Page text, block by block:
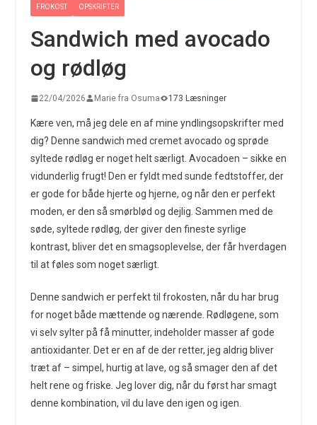
FROKOST OPSKRIFTER
Sandwich med avocado
og rødløg
22/04/2026 Marie fra Osuma 173 Læsninger
Kære ven, må jeg dele en af mine yndlingsopskrifter med
dig? Denne sandwich med cremet avocado og sprøde
syltede rødløg er noget helt særligt. Avocadoen – sikke en
vidunderlig frugt! Den er fyldt med sunde fedtstoffer, der
er gode for både hjerte og hjerne, og når den er perfekt
moden, er den så smørblød og dejlig. Sammen med de
søde, syltede rødløg, der giver den fineste syrlige
kontrast, bliver det en smagsoplevelse, der får hverdagen
til at føles som noget særligt.
Denne sandwich er perfekt til frokosten, når du har brug
for noget både mættende og nærende. Rødløgene, som
vi selv sylter på få minutter, indeholder masser af gode
antioxidanter. Det er en af de der retter, jeg aldrig bliver
træt af – simpel, hurtig at lave, og så smager den af det
helt rene og friske. Jeg lover dig, når du først har smagt
denne kombination, vil du lave den igen og igen.